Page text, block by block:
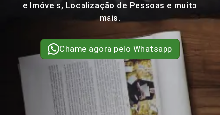
e Imóveis, Localização de Pessoas e muito
mais.
Chame agora pelo Whatsapp